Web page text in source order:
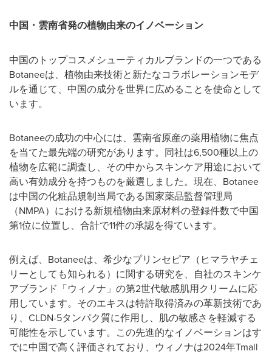
中国・雲南省発の植物由来のイノベーション
中国のトップコスメシューティカルブランドの一つである
Botaneeは、植物由来技術と新たなコラボレーションモデ
ルを通じて、中国の成分を世界に広めることを使命として
います。
Botaneeの成功の中心には、雲南省原産の薬用植物に焦点
を当てた最先端の研究があります。同社は6,500種以上の
植物を広範に調査し、その中からスキンケア用途において
高い有効成分を持つものを厳選しました。現在、Botanee
は中国の化粧品規制当局である国家薬品監督管理局
（NMPA）における新規植物由来原材料の登録件数で中国
第1位に位置し、合計で11件の承認を得ています。
例えば、Botaneeは、希少なプリンセピア（ヒマラヤチェ
リーとしても知られる）に関する研究を、自社のスキンケ
アブランド「ウィノナ」の第2世代敏感肌用クリームに応
用しています。そのエキスは特許取得済みの革新技術であ
り、CLDN-5タンパク質に作用し、肌の敏感さを軽減する
可能性を示しています。この先進的なイノベーションはす
でに中国で高く評価されており、ウィノナは2024年Tmall